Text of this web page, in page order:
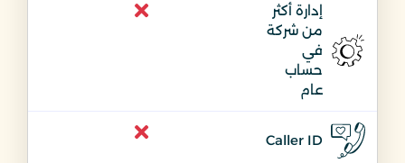
إدارة أكثر
من شركة
في
حساب
عام
Caller ID